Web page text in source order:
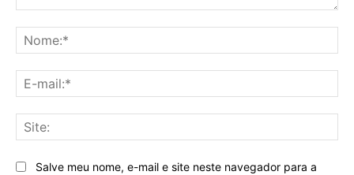
Salve meu nome, e-mail e site neste navegador para a